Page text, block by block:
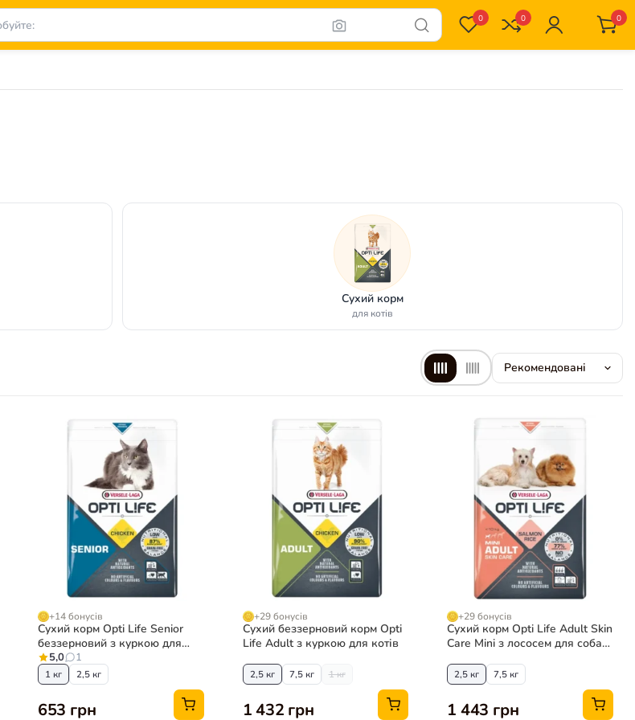
0 0 0
Сухий корм
для котів
+14 бонусів
Сухий корм Opti Life Senior
беззерновий з куркою для
літніх котів
5,0 1
1 кг 2,5 кг
653 грн
+29 бонусів
Сухий беззерновий корм Opti
Life Adult з куркою для котів
2,5 кг 7,5 кг 1 кг
1 432 грн
+29 бонусів
Сухий корм Opti Life Adult Skin
Care Mini з лососем для собак
2,5 кг 7,5 кг
1 443 грн